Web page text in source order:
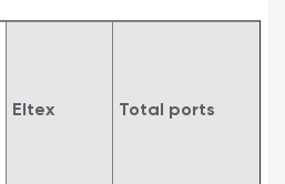
Eltex Total ports